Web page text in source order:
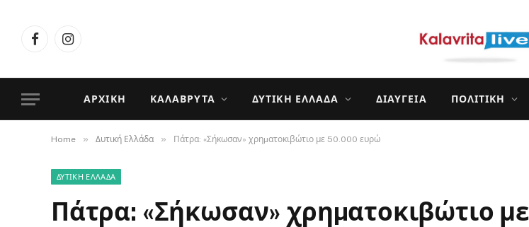
FacebookInstagram
ΑΡΧΙΚΉ ΚΑΛΆΒΡΥΤΑ ΔΥΤΙΚΉ ΕΛΛΆΔΑ ΔΙΑΎΓΕΙΑ ΠΟΛΙΤΙΚΉ
Home » Δυτική Ελλάδα » Πάτρα: «Σήκωσαν» χρηµατοκιβώτιο με 50.000 ευρώ
ΔΥΤΙΚΉ ΕΛΛΆΔΑ
Πάτρα: «Σήκωσαν» χρηµατοκιβώτιο με